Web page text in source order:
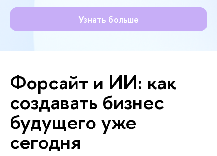
Узнать больше
Форсайт и ИИ: как
создавать бизнес
будущего уже
сегодня